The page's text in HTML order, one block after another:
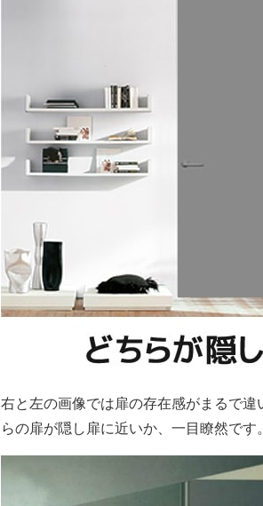
右と左の画像では扉の存在感がまるで
らの扉が隠し扉に近いか、一目瞭然です